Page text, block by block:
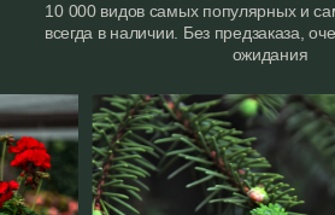
10 000 видов самых популярных и
всегда в наличии. Без предзаказа,
ожидания